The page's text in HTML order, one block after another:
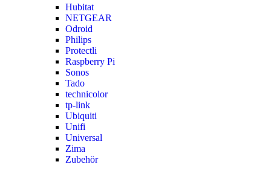
Hubitat
NETGEAR
Odroid
Philips
Protectli
Raspberry Pi
Sonos
Tado
technicolor
tp-link
Ubiquiti
Unifi
Universal
Zima
Zubehör